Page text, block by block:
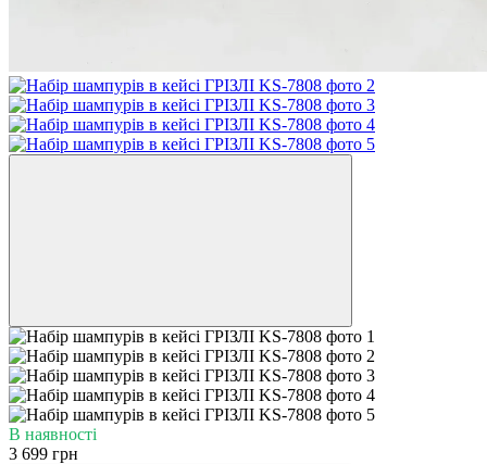
В наявності
3 699 грн